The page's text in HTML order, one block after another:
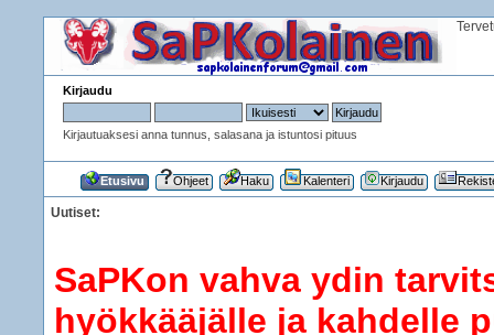
Kirjaudu
Kirjautuaksesi anna tunnus, salasana ja istuntosi pituus
Etusivu Ohjeet Haku Kalenteri Kirjaudu
Uutiset:
SaPKon vahva ydin
hyökkääjälle ja kahdelle